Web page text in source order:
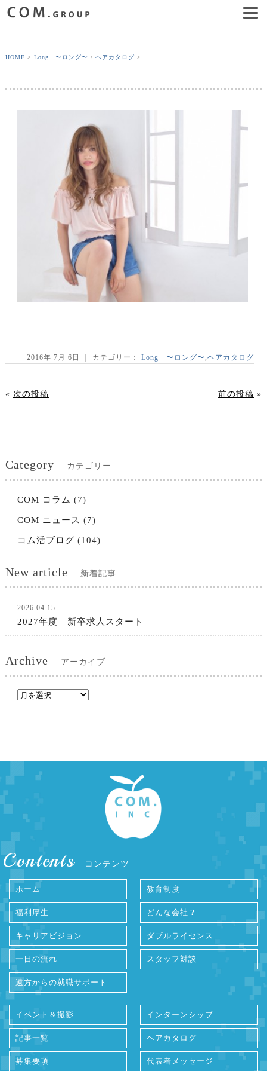
HOME Long 〜ロング〜 / ヘアカタログ
2016年 7月 6日 ｜ カテゴリー：Long 〜ロング〜,ヘアカタログ
« 次の投稿 前の投稿 »
Category カテゴリー
COM コラム (7)
COM ニュース (7)
コム活ブログ (104)
New article 新着記事
2026.04.15:
2027年度 新卒求人スタート
Archive アーカイブ
Contents コンテンツ
ホーム 教育制度
福利厚生 どんな会社？
キャリアビジョン ダブルライセンス
一日の流れ スタッフ対談
遠方からの就職サポート
イベント＆撮影 インターンシップ
記事一覧 ヘアカタログ
募集要項 代表者メッセージ